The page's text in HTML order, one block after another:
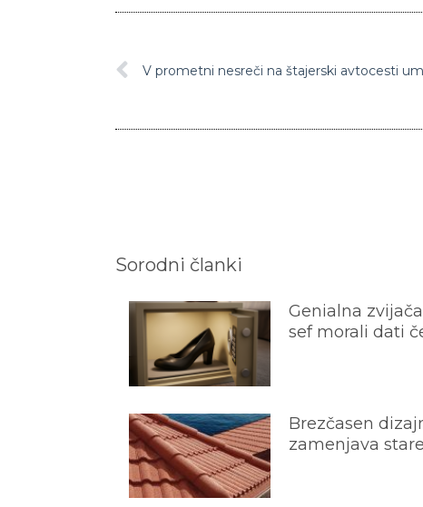
V prometni nesreči na štajerski avtocesti
Sorodni članki
Genialna
sef morali dati
Brezčasen
zamenjava